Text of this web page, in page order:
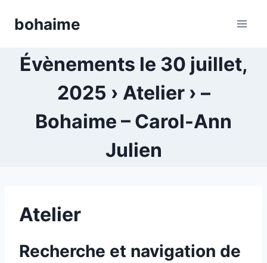
bohaime
Évènements le 30 juillet,
2025 › Atelier › –
Bohaime – Carol-Ann
Julien
Atelier
Recherche et navigation de